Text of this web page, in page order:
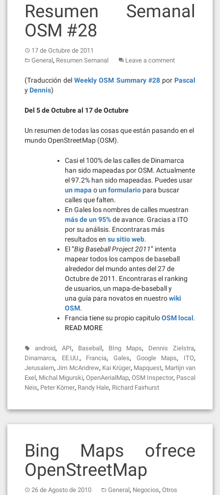
Resumen Semanal
OSM #28
17 de Octubre de 2011
General, Resumen Semanal Leave a comment
(Traducción delWeekly OSM Summary #28por Pascal
y Dennis)
Del 5 de Octubre al 17 de Octubre
Un resumen de todas las cosas que están pasando en el
mundo OpenStreetMap (OSM).
Casi el 100% de las calles de Dinamarca
han sido mapeadas por OSM. Actualmente
el 97.2% han sido mapeadas. Puedes usar
un mapa oun formulario para buscar
calles que falten.
En Gales los nombres de calles muestran
más de un 95%de avance. Gracias a ITO
por su análisis. Encontraras más
resultados en su sitio web.
El “Big Baseball Project 2011” intenta
mapear todos los campos de baseball
alrededor del mundo antes del 27 de
Octubre de 2011. Encontraras el ranking
de usuarios, un mapa-de-baseball y
una guía para novatos en nuestrowiki
OSM.
Francia tiene su propio capituloOSM local.
READ MORE
android, API, Baseball, BIng Maps, Dennis Zielstra,
Dinamarca, EE.UU., Francia,Gales, Google Maps, ITO,
Jerusalem,Jim McAndrew, Kai Krüger, Mapquest, Martijn van
Exel, Michal Migurski, OpenAerialMap, OSM Inspector, Pascal
Neis, Peter Körner, Randy Hale, Richard Fairhurst
Bing Maps ofrece
OpenStreetMap
26 de Agosto de 2010 General, Negocios, Otros